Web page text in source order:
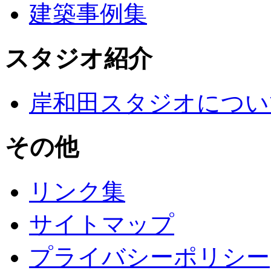
建築事例集
スタジオ紹介
岸和田スタジオにつ
その他
リンク集
サイトマップ
プライバシーポリシー